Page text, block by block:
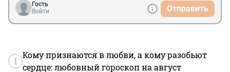
Гость
Войти
Отправить
1
Кому признаются в любви, а кому разобьют
сердце: любовный гороскоп на август